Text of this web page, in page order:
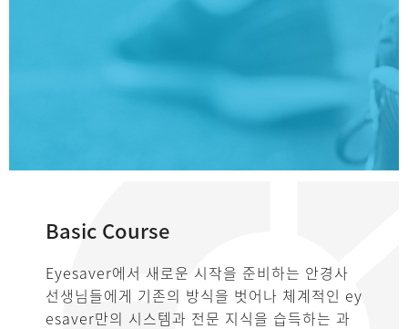
Basic Course
Eyesaver에서 새로운 시작을 준비하는 안경사
선생님들에게 기존의 방식을 벗어나 체계적인 ey
esaver만의 시스템과 전문 지식을 습득하는 과